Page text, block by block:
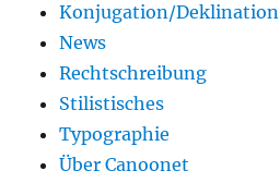
Konjugation/Deklination
News
Rechtschreibung
Stilistisches
Typographie
Über Canoonet